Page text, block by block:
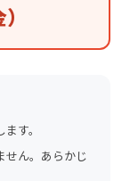
す。
せん。あらかじ